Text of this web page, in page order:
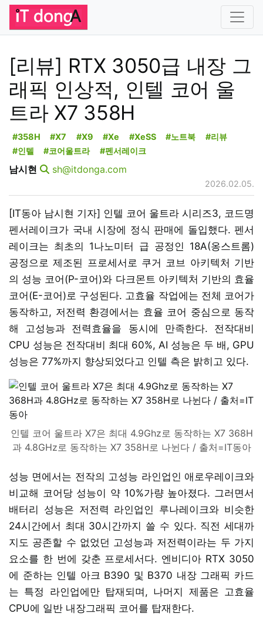
[리뷰] RTX 3050급 내장 그
래픽 인상적, 인텔 코어 울
트라 X7 358H
#358H #X7 #X9 #Xe #XeSS #노트북
#리뷰
#인텔
#코어울트라 #펜서레이크
남시현 sh@itdonga.com
2026.02.05.
[IT동아 남시현 기자] 인텔 코어 울트라 시리즈3, 코드명
펜서레이크가 국내 시장에 정식 판매에 돌입했다. 펜서
레이크는 최초의 1나노미터 급 공정인 18A(옹스트롬)
공정으로 제조된 프로세서로 쿠거 코브 아키텍처 기반
의 성능 코어(P-코어)와 다크몬트 아키텍처 기반의 효율
코어(E-코어)로 구성된다. 고효율 작업에는 전체 코어가
동작하고, 저전력 환경에서는 효율 코어 중심으로 동작
해 고성능과 전력효율을 동시에 만족한다. 전작대비
CPU 성능은 전작대비 최대 60%, AI 성능은 두 배, GPU
성능은 77%까지 향상되었다고 인텔 측은 밝히고 있다.
인텔 코어 울트라 X7은 최대 4.9Ghz로 동작하는 X7 368H
과 4.8GHz로 동작하는 X7 358H로 나뉜다 / 출처=IT동아
성능 면에서는 전작의 고성능 라인업인 애로우레이크와
비교해 코어당 성능이 약 10%가량 높아졌다. 그러면서
배터리 성능은 저전력 라인업인 루나레이크와 비슷한
24시간에서 최대 30시간까지 쓸 수 있다. 직전 세대까
지도 공존할 수 없었던 고성능과 저전력이라는 두 가지
요소를 한 번에 갖춘 프로세서다. 엔비디아 RTX 3050
에 준하는 인텔 아크 B390 및 B370 내장 그래픽 카드
는 특정 라인업에만 탑재되며, 나머지 제품은 고효율
CPU에 일반 내장그래픽 코어를 탑재한다.